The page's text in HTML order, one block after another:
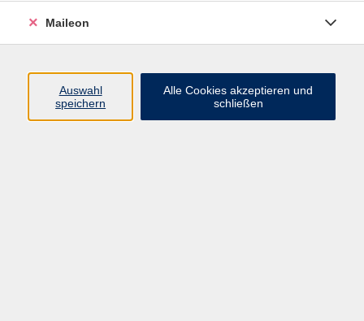
Kundalini Yoga – Eine Reise zu Dir selbst!
Maileon
Auswahl
speichern
Alle Cookies akzeptieren und
schließen